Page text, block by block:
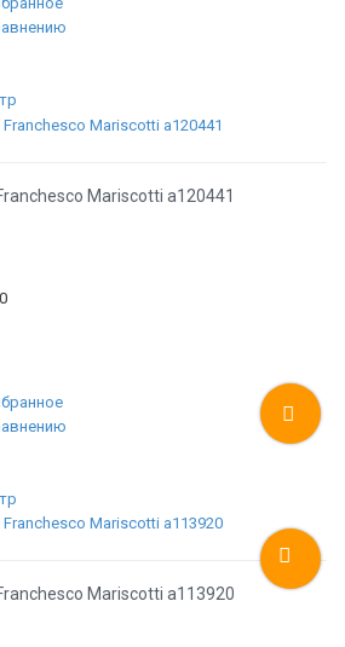
Mariscotti а120441
0
Mariscotti а113920